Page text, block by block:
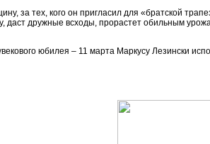
за тех, кого он пригласил для «братской
даст дружные всходы, прорастет обильным
юбилея – 11 марта Маркусу Лезински